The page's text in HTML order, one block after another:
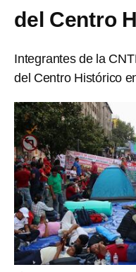
del Centro
Integrantes de la
del Centro Histórico